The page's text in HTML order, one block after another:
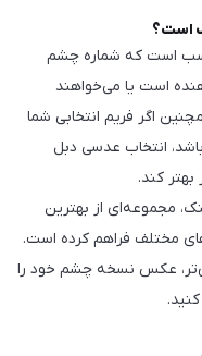
است؟
است که شماره چشم
است یا می‌خواهند
اگر فریم انتخابی شما
انتخاب عدسی دبل
کند.
مجموعه‌ای از بهترین
مختلف فراهم کرده است.
عکس نسخه چشم خود را